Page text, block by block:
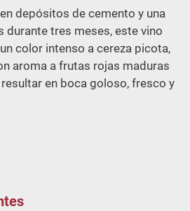
depósitos de cemento y una
durante tres meses, este vino
color intenso a cereza picota,
aroma a frutas rojas maduras
en boca goloso, fresco y